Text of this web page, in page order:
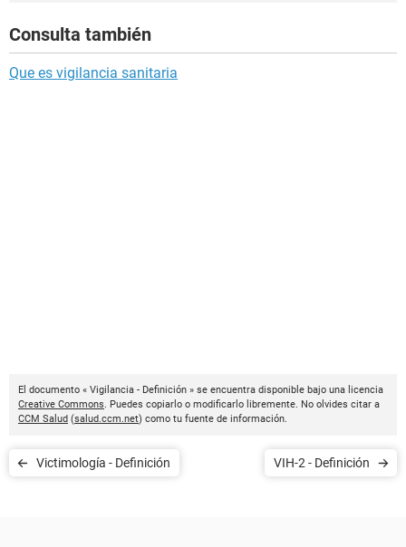
Consulta también
Que es vigilancia sanitaria
El documento « Vigilancia - Definición » se encuentra disponible bajo una licencia
Creative Commons. Puedes copiarlo o modificarlo libremente. No olvides citar a
CCM Salud (salud.ccm.net) como tu fuente de información.
Victimología - Definición VIH-2 - Definición